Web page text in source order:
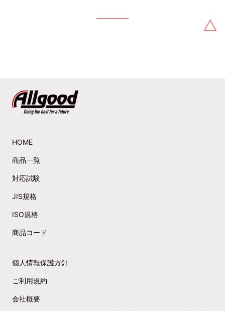
HOME
商品一覧
対応試験
JIS規格
ISO規格
商品コード
個人情報保護方針
ご利用規約
会社概要